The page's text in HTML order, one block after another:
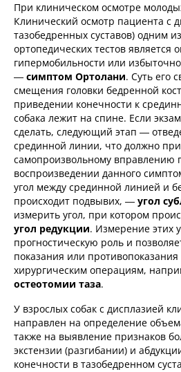
При клиническом осмотре
Клинический осмотр пациента с
тазобедренных суставов) одним
ортопедических тестов является
гипермобильности или
— симптом Ортолани. Суть его
смещения головки бедренной
приведении конечности к
собака лежит на спине. Если
сделать, следующий этап —
срединной линии, что должно
самопроизвольному вправлению
воспроизведении данного
угол между срединной линией и
происходит подвывих, — угол
измерить угол, при котором
угол редукции. Измерение этих
прогностическую роль и
показания или
хирургическим операциям,
остеотомии таза.
У взрослых собак с дисплазией
направлен на определение
также на выявление признаков
экстензии (разгибании) и
конечности в тазобедренном